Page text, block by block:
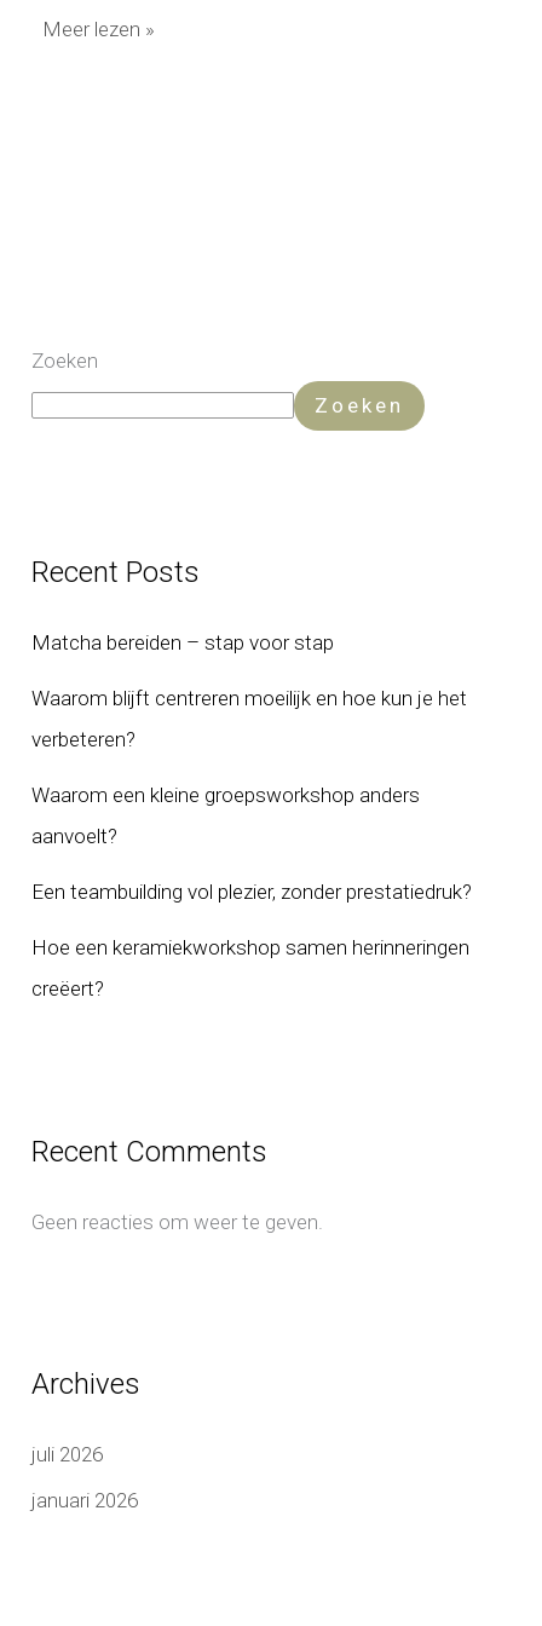
Zoeken
Zoeken
Recent Posts
Matcha bereiden – stap voor stap
Waarom blijft centreren moeilijk en hoe kun je het
verbeteren?
Waarom een kleine groepsworkshop anders
aanvoelt?
Een teambuilding vol plezier, zonder prestatiedruk?
Hoe een keramiekworkshop samen herinneringen
creëert?
Recent Comments
Geen reacties om weer te geven.
Archives
juli 2026
januari 2026
Meer lezen »